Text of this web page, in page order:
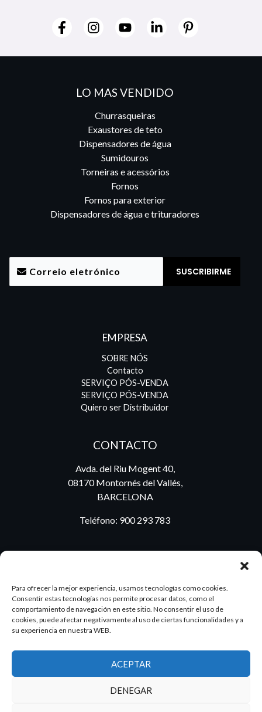
Para ofrecer la mejor experiencia, usamos tecnologías como cookies.
Consentir estas tecnologías nos permite procesar datos, como el
comportamiento de navegación en este sitio. No consentir el uso de
cookies, puede afectar negativamente al uso de ciertas funcionalidades y a
su experiencia en nuestra WEB.
ACEPTAR
DENEGAR
LO MAS VENDIDO
Churrasqueiras
Exaustores de teto
Dispensadores de água
Sumidouros
Torneiras e acessórios
Fornos
Fornos para exterior
Dispensadores de água e trituradores
EMPRESA
SOBRE NÓS
Contacto
SERVIÇO PÓS-VENDA
SERVIÇO PÓS-VENDA
Quiero ser Distribuidor
CONTACTO
Avda. del Riu Mogent 40,
08170 Montornés del Vallés,
BARCELONA
Teléfono: 900 293 783
2026 Dake. Todos los derechos reservados.